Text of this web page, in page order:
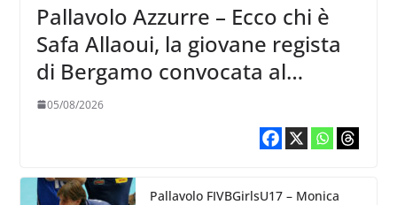
Pallavolo Azzurre – Ecco chi è
Safa Allaoui, la giovane regista
di Bergamo convocata al
collegiale di Cavalese
05/08/2026
Pallavolo FIVBGirlsU17 – Monica